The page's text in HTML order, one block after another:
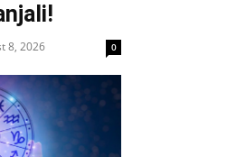
8, 2026 0